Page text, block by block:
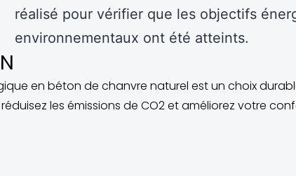
réalisé pour vérifier que les objectifs
environnementaux ont été atteints.
en béton de chanvre naturel est un choix
les émissions de CO2 et améliorez votre